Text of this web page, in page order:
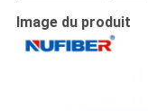
Image du produit